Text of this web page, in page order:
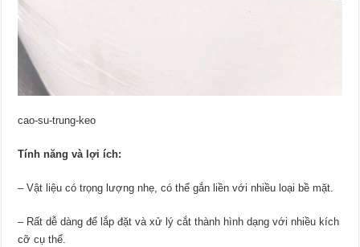
cao-su-trung-keo
Tính năng và lợi ích:
– Vật liệu có trọng lượng nhẹ, có thể gắn liền với nhiều loại bề mặt.
– Rất dễ dàng để lắp đặt và xử lý cắt thành hình dạng với nhiều kích
cỡ cụ thể.